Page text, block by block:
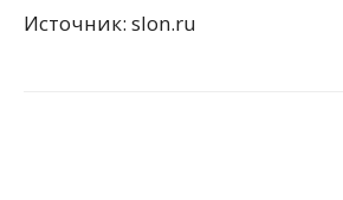
Источник: slon.ru